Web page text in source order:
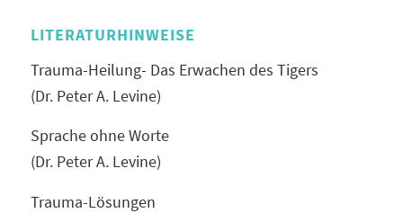
LITERATURHINWEISE
Trauma-Heilung- Das Erwachen des Tigers
(Dr. Peter A. Levine)
Sprache ohne Worte
(Dr. Peter A. Levine)
Trauma-Lösungen